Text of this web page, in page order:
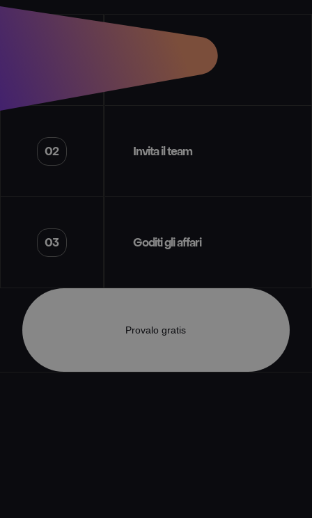
02
03
Invita il team
Goditi gli affari
Provalo gratis